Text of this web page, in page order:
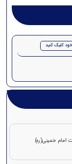
کلیک کنید
امام خمينی(ره)